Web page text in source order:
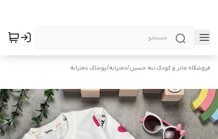
فروشگاه مادر و کودک ننه حسین/دخترانه/پوشاک دخترانه